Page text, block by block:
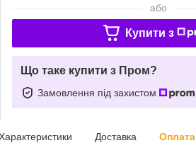
або
Купити з
Що таке купити з Пром?
Замовлення під захистом
Доставка Оплата